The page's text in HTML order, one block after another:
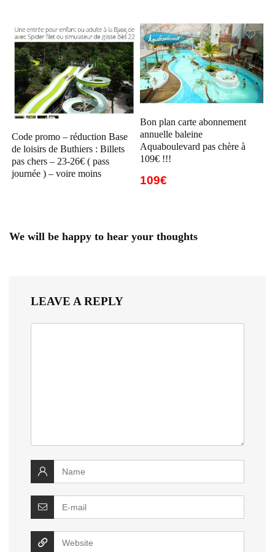
Code promo – réduction Base
de loisirs de Buthiers : Billets
pas chers – 23-26€ ( pass
journée ) – voire moins
Bon plan carte abonnement
annuelle baleine
Aquaboulevard pas chère à
109€ !!!
109€
We will be happy to hear your thoughts
LEAVE A REPLY